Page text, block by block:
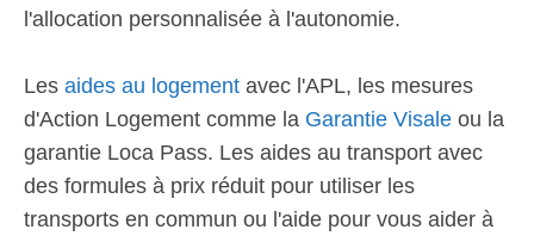
l'allocation personnalisée à l'autonomie.
Les aides au logement avec l'APL, les mesures
d'Action Logement comme la Garantie Visale ou la
garantie Loca Pass. Les aides au transport avec
des formules à prix réduit pour utiliser les
transports en commun ou l'aide pour vous aider à